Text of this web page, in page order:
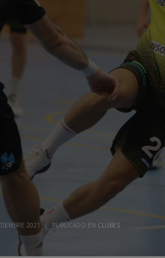
2021 / PUBLICADO EN CLUBES